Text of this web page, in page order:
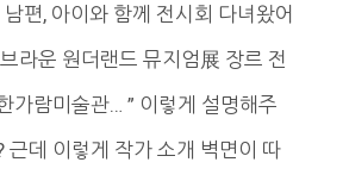
편, 아이와 함께 전시회 다녀왔어
라운 원더랜드 뮤지엄展 장르 전
가람미술관… ” 이렇게 설명해주
근데 이렇게 작가 소개 벽면이 따